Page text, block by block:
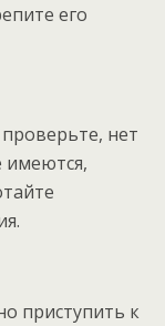
его
нет
имеются,
приступить к